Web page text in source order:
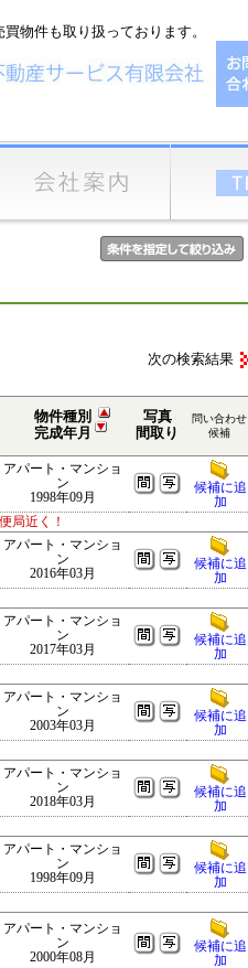
物件も取り扱っております。
次の検索結果
物件種別
完成年月
写真
間取り
問い合わせ
候補
アパート・マンショ
ン
1998年09月
候補に追
加
局近く！
アパート・マンショ
ン
2016年03月
候補に追
加
アパート・マンショ
ン
2017年03月
候補に追
加
アパート・マンショ
ン
2003年03月
候補に追
加
アパート・マンショ
ン
2018年03月
候補に追
加
アパート・マンショ
ン
1998年09月
候補に追
加
アパート・マンショ
ン
2000年08月
候補に追
加